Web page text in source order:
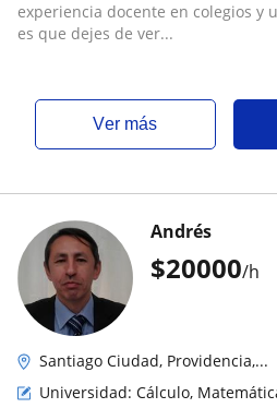
experiencia docente en colegios y
es que dejes de ver...
ver más
$20000/h
Andrés
Santiago Ciudad, Providencia,...
Universidad: Cálculo,